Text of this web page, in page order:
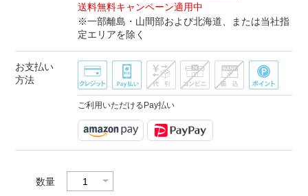
送料無料キャンペーン適用中
※一部離島・山間部および北海道、または当社指
定エリアを除く
お支払い
方法
ご利用いただけるPay払い
数量